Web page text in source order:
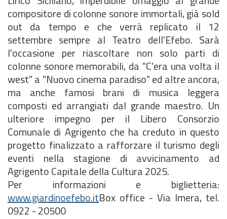
compositore di colonne sonore immortali, già sold
out da tempo e che verrà replicato il 12
settembre sempre al Teatro dell'Efebo. Sarà
l'occasione per riascoltare non solo parti di
colonne sonore memorabili, da "C'era una volta il
west" a "Nuovo cinema paradiso" ed altre ancora,
ma anche famosi brani di musica leggera
composti ed arrangiati dal grande maestro. Un
ulteriore impegno per il Libero Consorzio
Comunale di Agrigento che ha creduto in questo
progetto finalizzato a rafforzare il turismo degli
eventi nella stagione di avvicinamento ad
Agrigento Capitale della Cultura 2025.
Per informazioni e biglietteria:
www.giardinoefebo.itBox office - Via Imera, tel.
0922 - 20500